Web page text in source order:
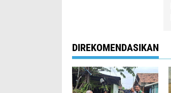
DIREKOMENDASIKAN